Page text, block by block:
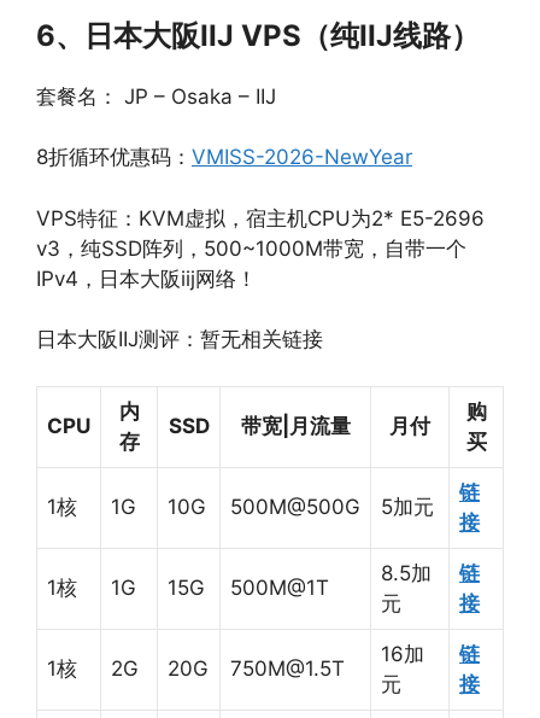
6、日本大阪IIJ VPS（纯IIJ线路）
套餐名： JP – Osaka – IIJ
8折循环优惠码： VMISS-2026-NewYear
VPS特征：KVM虚拟，宿主机CPU为2* E5-2696
v3，纯SSD阵列，500~1000M带宽，自带一个
IPv4，日本大阪iij网络！
日本大阪IIJ测评：暂无相关链接
CPU
内
存
SSD 带宽|月流量 月付
购
买
1核 1G 10G 500M@500G 5加元
链
接
1核 1G 15G 500M@1T
8.5加
元
链
接
1核 2G 20G 750M@1.5T
16加
元
链
接